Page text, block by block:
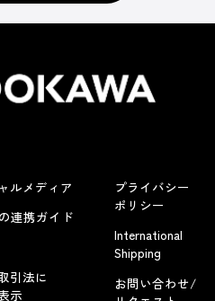
ルメディア
連携ガイド
引法に
示
プライバシー
ポリシー
International
Shipping
お問い合わせ/